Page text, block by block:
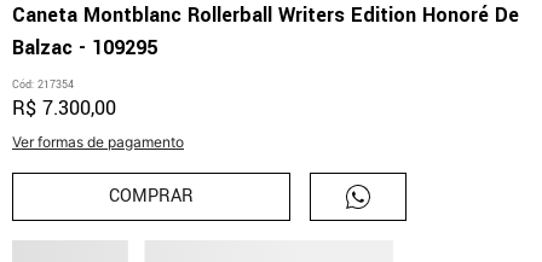
Caneta Montblanc Rollerball Writers Edition Honoré De
Balzac - 109295
Cód: 217354
R$ 7.300,00
Ver formas de pagamento
COMPRAR